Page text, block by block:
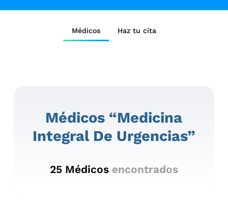
Médicos Haz tu cita
Médicos “medicina
Integral De Urgencias”
25Médicos encontrados